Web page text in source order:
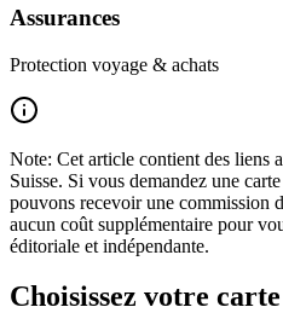
Assurances
Protection voyage & achats
Note: Cet article contient des liens
Suisse. Si vous demandez une
pouvons recevoir une commission
aucun coût supplémentaire pour
éditoriale et indépendante.
Choisissez votre carte